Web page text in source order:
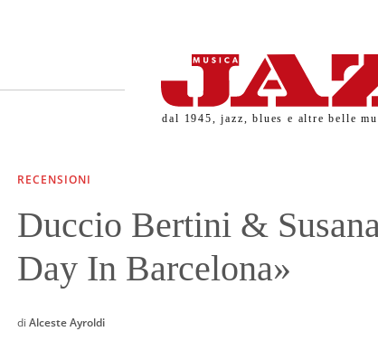
dal 1945, jazz, blues e altre belle
RECENSIONI
Duccio Bertini &
Day In Barcelona»
di Alceste Ayroldi